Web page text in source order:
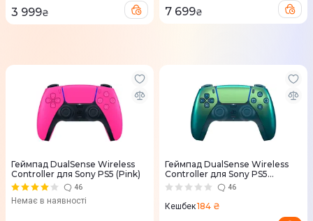
3 999₴ 7 699₴
Геймпад DualSense Wireless
Controller для Sony PS5 (Pink)
46
Немає в наявності
Геймпад DualSense Wireless
Controller для Sony PS5
Chrome Teal
46
Кешбек184 ₴